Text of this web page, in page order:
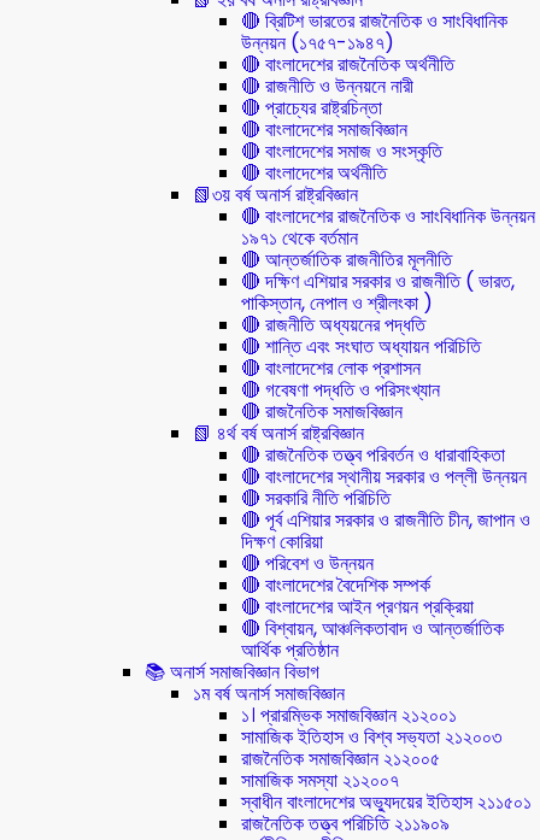
🔴 ব্রিটিশ ভারতের রাজনৈতিক ও সাংবিধানিক
উন্নয়ন (১৭৫৭-১৯৪৭)
🔴 বাংলাদেশের রাজনৈতিক অর্থনীতি
🔴 রাজনীতি ও উন্নয়নে নারী
🔴 প্রাচ্যের রাষ্ট্রচিন্তা
🔴 বাংলাদেশের সমাজবিজ্ঞান
🔴 বাংলাদেশের সমাজ ও সংস্কৃতি
🔴 বাংলাদেশের অর্থনীতি
📗৩য় বর্ষ অনার্স রাষ্ট্রবিজ্ঞান
🔴 বাংলাদেশের রাজনৈতিক ও সাংবিধানিক উন্নয়ন
১৯৭১ থেকে বর্তমান
🔴 আন্তর্জাতিক রাজনীতির মূলনীতি
🔴 দক্ষিণ এশিয়ার সরকার ও রাজনীতি ( ভারত,
পাকিস্তান, নেপাল ও শ্রীলংকা )
🔴 রাজনীতি অধ্যয়নের পদ্ধতি
🔴 শান্তি এবং সংঘাত অধ্যায়ন পরিচিতি
🔴 বাংলাদেশের লোক প্রশাসন
🔴 গবেষণা পদ্ধতি ও পরিসংখ্যান
🔴 রাজনৈতিক সমাজবিজ্ঞান
📗 ৪র্থ বর্ষ অনার্স রাষ্ট্রবিজ্ঞান
🔴 রাজনৈতিক তত্ত্ব পরিবর্তন ও ধারাবাহিকতা
🔴 বাংলাদেশের স্থানীয় সরকার ও পল্লী উন্নয়ন
🔴 সরকারি নীতি পরিচিতি
🔴 পূর্ব এশিয়ার সরকার ও রাজনীতি চীন, জাপান ও
দিক্ষণ কোরিয়া
🔴 পরিবেশ ও উন্নয়ন
🔴 বাংলাদেশের বৈদেশিক সম্পর্ক
🔴 বাংলাদেশের আইন প্রণয়ন প্রক্রিয়া
🔴 বিশ্বায়ন, আঞ্চলিকতাবাদ ও আন্তর্জাতিক
আর্থিক প্রতিষ্ঠান
📚 অনার্স সমাজবিজ্ঞান বিভাগ
১ম বর্ষ অনার্স সমাজবিজ্ঞান
১। প্রারম্ভিক সমাজবিজ্ঞান ২১২০০১
সামাজিক ইতিহাস ও বিশ্ব সভ্যতা ২১২০০৩
রাজনৈতিক সমাজবিজ্ঞান ২১২০০৫
সামাজিক সমস্যা ২১২০০৭
স্বাধীন বাংলাদেশের অভ্যুদয়ের ইতিহাস ২১১৫০১
রাজনৈতিক তত্ত্ব পরিচিতি ২১১৯০৯